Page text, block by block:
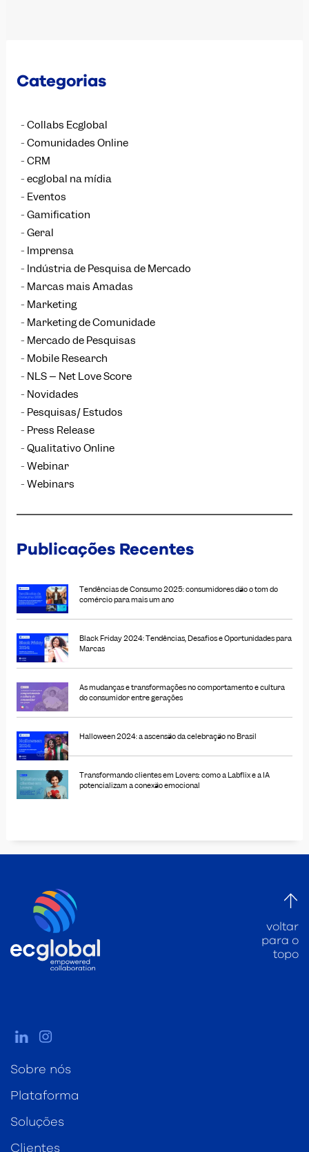
Categorias
Collabs Ecglobal
Comunidades Online
CRM
ecglobal na mídia
Eventos
Gamification
Geral
Imprensa
Indústria de Pesquisa de Mercado
Marcas mais Amadas
Marketing
Marketing de Comunidade
Mercado de Pesquisas
Mobile Research
NLS – Net Love Score
Novidades
Pesquisas/ Estudos
Press Release
Qualitativo Online
Webinar
Webinars
Publicações Recentes
Tendências de Consumo 2025: consumidores dão o tom do
comércio para mais um ano
Black Friday 2024: Tendências, Desafios e Oportunidades para
Marcas
As mudanças e transformações no comportamento e cultura
do consumidor entre gerações
Halloween 2024: a ascensão da celebração no Brasil
Transformando clientes em Lovers: como a Labflix e a IA
potencializam a conexão emocional
voltar
para o
topo
Sobre nós
Plataforma
Soluções
Clientes